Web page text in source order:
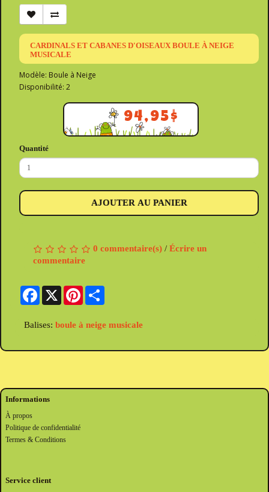
CARDINALS ET CABANES D'OISEAUX BOULE À NEIGE
MUSICALE
Modèle: Boule à Neige
Disponibilité: 2
94,95$
Quantité
AJOUTER AU PANIER
0 commentaire(s) / Écrire un
commentaire
Facebook
X Pinterest
Balises: boule à neige musicale
Informations
À propos
Politique de confidentialité
Termes & Conditions
Service client